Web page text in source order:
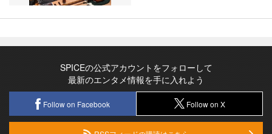
SPICEの公式アカウントをフォローして
最新のエンタメ情報を手に入れよう
Follow on Facebook Follow on X